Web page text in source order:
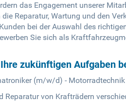
das Engagement unserer
Reparatur, Wartung und den
bei der Auswahl des
Sie sich als
zukünftigen Aufgaben
(m/w/d) -
Reparatur von Krafträdern